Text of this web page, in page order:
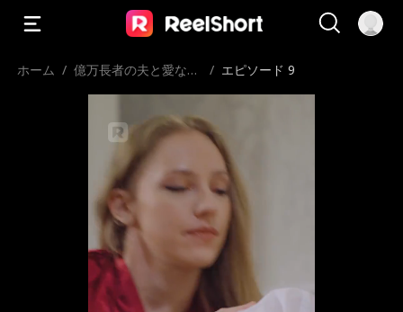
ホーム / 億万長者の夫と愛なき
/ エピソード 9